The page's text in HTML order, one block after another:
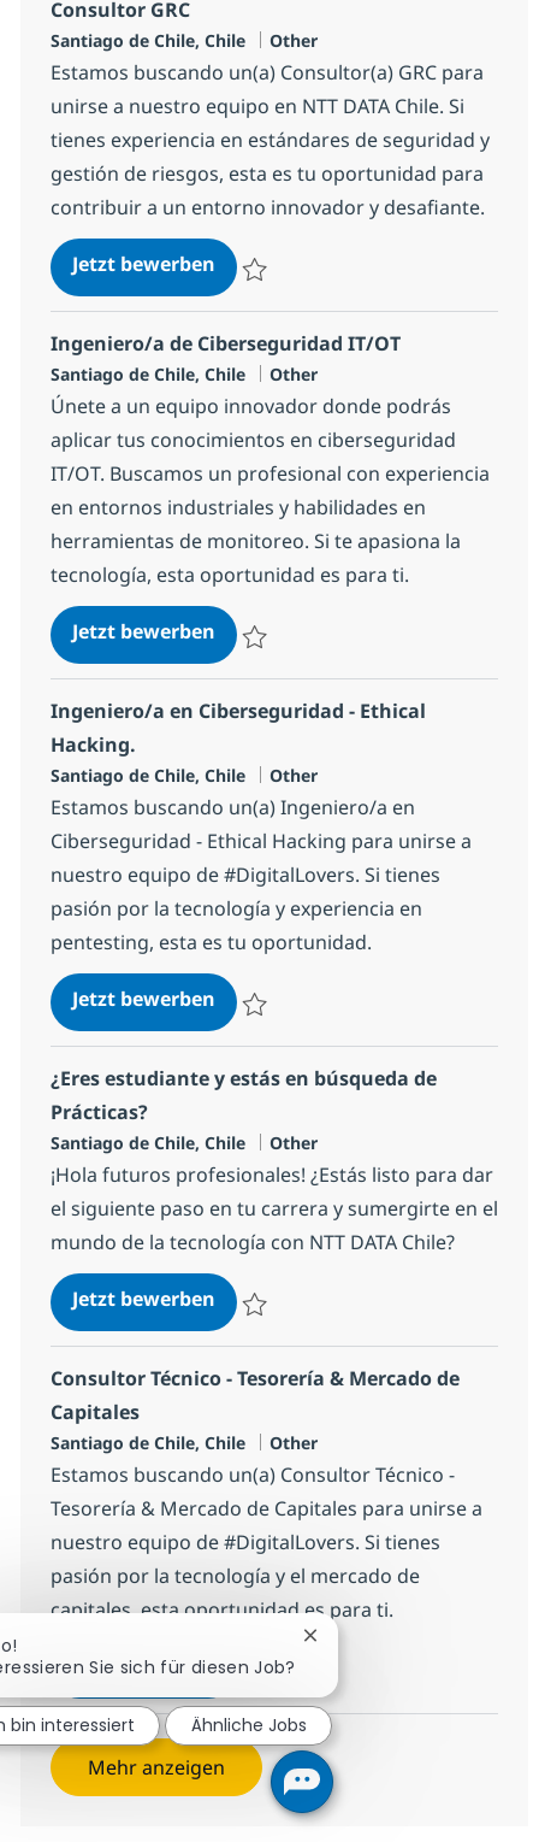
Consultor GRC
Standort
Santiago de Chile, Chile Kategorie
Other
Estamos buscando un(a) Consultor(a) GRC para
unirse a nuestro equipo en NTT DATA Chile. Si
tienes experiencia en estándares de seguridad y
gestión de riesgos, esta es tu oportunidad para
contribuir a un entorno innovador y desafiante.
Jetzt bewerbenConsultor GRC
Ingeniero/a de Ciberseguridad IT/OT
Standort
Santiago de Chile, Chile Kategorie
Other
Únete a un equipo innovador donde podrás
aplicar tus conocimientos en ciberseguridad
IT/OT. Buscamos un profesional con experiencia
en entornos industriales y habilidades en
herramientas de monitoreo. Si te apasiona la
tecnología, esta oportunidad es para ti.
Jetzt bewerbenIngeniero/a de Ciberseguridad
Ingeniero/a en Ciberseguridad - Ethical
Hacking.
Standort
Santiago de Chile, Chile Kategorie
Other
Estamos buscando un(a) Ingeniero/a en
Ciberseguridad - Ethical Hacking para unirse a
nuestro equipo de #DigitalLovers. Si tienes
pasión por la tecnología y experiencia en
pentesting, esta es tu oportunidad.
Jetzt bewerbenIngeniero/a en Ciberseguridad -
¿Eres estudiante y estás en búsqueda de
Prácticas?
Standort
Santiago de Chile, Chile Kategorie
Other
¡Hola futuros profesionales! ¿Estás listo para dar
el siguiente paso en tu carrera y sumergirte en el
mundo de la tecnología con NTT DATA Chile?
Jetzt bewerben¿Eres estudiante y estás en
Consultor Técnico - Tesorería & Mercado de
Capitales
Standort
Santiago de Chile, Chile Kategorie
Other
Estamos buscando un(a) Consultor Técnico -
Tesorería & Mercado de Capitales para unirse a
nuestro equipo de #DigitalLovers. Si tienes
pasión por la tecnología y el mercado de
capitales, esta oportunidad es para ti.
Jetzt bewerbenConsultor Técnico - Tesorería &
Speichern Consultor Técnico - Tesorería
Mehr anzeigen
Sie sich für diesen Job?
Chatbot-
bin interessiert Ähnliche Jobs